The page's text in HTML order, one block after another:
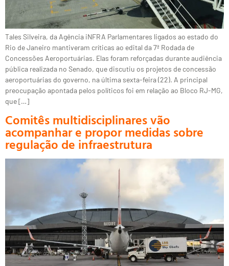
Tales Silveira, da Agência iNFRA Parlamentares ligados ao estado do
Rio de Janeiro mantiveram críticas ao edital da 7ª Rodada de
Concessões Aeroportuárias. Elas foram reforçadas durante audiência
pública realizada no Senado, que discutiu os projetos de concessão
aeroportuárias do governo, na última sexta-feira (22). A principal
preocupação apontada pelos políticos foi em relação ao Bloco RJ-MG,
que […]
Comitês multidisciplinares vão
acompanhar e propor medidas sobre
regulação de infraestrutura